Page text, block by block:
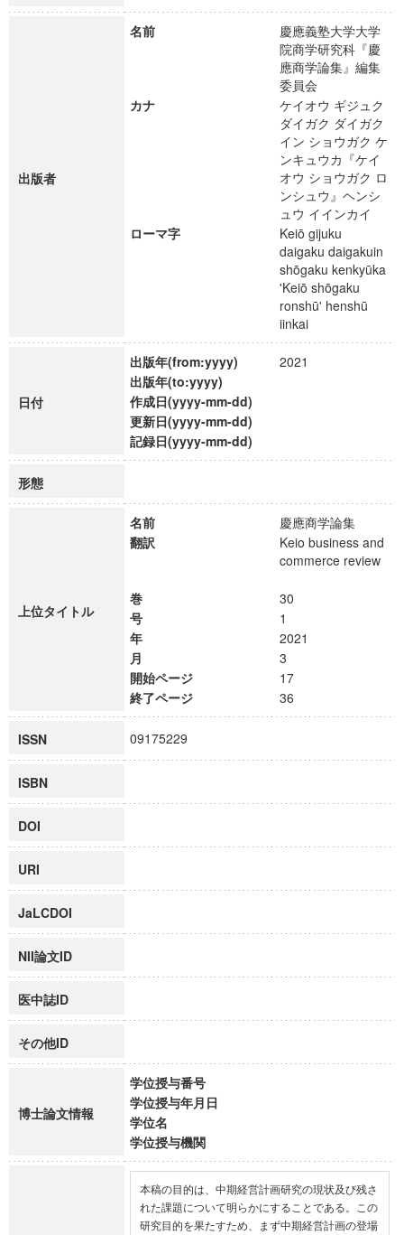
出版者
名前
慶應義塾大学大学
院商学研究科『慶
應商学論集』編集
委員会
カナ
ケイオウ ギジュク
ダイガク ダイガク
イン ショウガク ケ
ンキュウカ『ケイ
オウ ショウガク ロ
ンシュウ』ヘンシ
ュウ イインカイ
ローマ字
Keiō gijuku
daigaku daigakuin
shōgaku kenkyūka
'Keiō shōgaku
ronshū' henshū
iinkai
日付
出版年(from:yyyy)
2021
出版年(to:yyyy)
作成日(yyyy-mm-dd)
更新日(yyyy-mm-dd)
記録日(yyyy-mm-dd)
形態
上位タイトル
名前
慶應商学論集
翻訳
Keio business and
commerce review
巻
30
号
1
年
2021
月
3
開始ページ
17
終了ページ
36
ISSN 09175229
ISBN
DOI
URI
JaLCDOI
NII論文ID
医中誌ID
その他ID
博士論文情報
学位授与番号
学位授与年月日
学位名
学位授与機関
本稿の目的は、中期経営計画研究の現状及び残さ
れた課題について明らかにすることである。この
研究目的を果たすため、まず中期経営計画の登場